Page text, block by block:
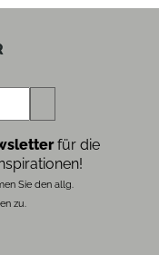
für die
Sie den allg.
zu.